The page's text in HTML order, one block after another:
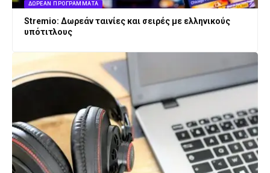
ΔΩΡΕΆΝ ΠΡΟΓΡΆΜΜΑΤΑ
Stremio: Δωρεάν ταινίες και σειρές με ελληνικούς
υπότιτλους